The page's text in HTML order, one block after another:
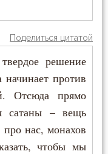
Поделиться цитатой
решение
против
Отсюда прямо
сатаны – вещь
нас, монахов
чтобы мы